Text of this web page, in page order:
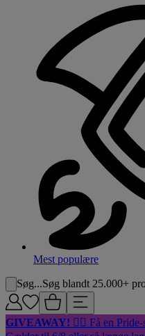
Mest populære
Søg...Søg blandt 25.000+
GIVEAWAY! 🏳️‍🌈 Få en